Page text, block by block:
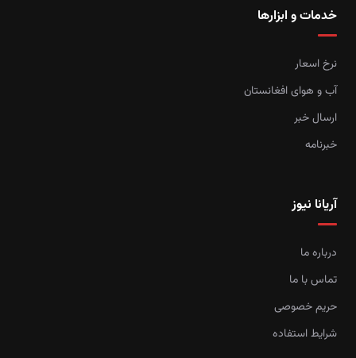
خدمات و ابزارها
نرخ اسعار
آب و هوای افغانستان
ارسال خبر
خبرنامه
آریانا نیوز
درباره ما
تماس با ما
حریم خصوصی
شرایط استفاده